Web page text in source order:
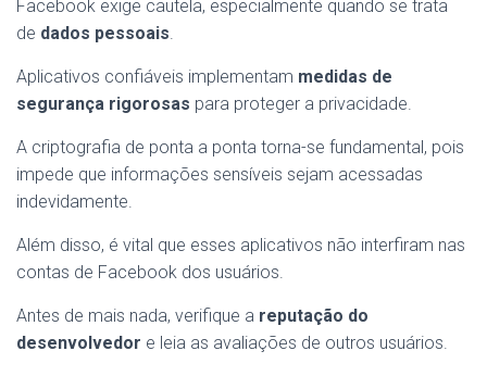
Facebook exige cautela, especialmente quando se trata
de dados pessoais.
Aplicativos confiáveis implementam medidas de
segurança rigorosas para proteger a privacidade.
A criptografia de ponta a ponta torna-se fundamental, pois
impede que informações sensíveis sejam acessadas
indevidamente.
Além disso, é vital que esses aplicativos não interfiram nas
contas de Facebook dos usuários.
Antes de mais nada, verifique a reputação do
desenvolvedor e leia as avaliações de outros usuários.